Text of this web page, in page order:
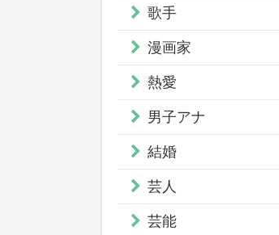
歌手
漫画家
熱愛
男子アナ
結婚
芸人
芸能